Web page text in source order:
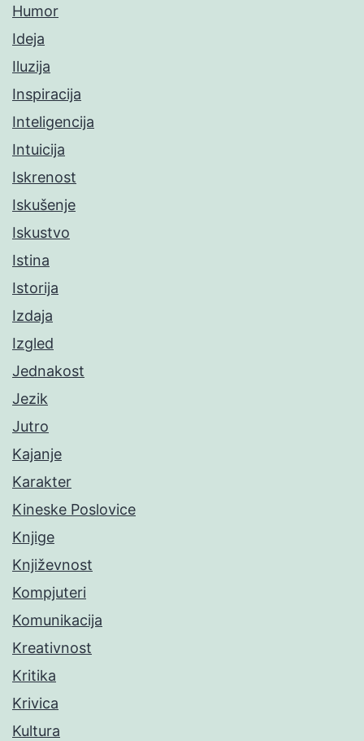
Humor
Ideja
Iluzija
Inspiracija
Inteligencija
Intuicija
Iskrenost
Iskušenje
Iskustvo
Istina
Istorija
Izdaja
Izgled
Jednakost
Jezik
Jutro
Kajanje
Karakter
Kineske Poslovice
Knjige
Književnost
Kompjuteri
Komunikacija
Kreativnost
Kritika
Krivica
Kultura